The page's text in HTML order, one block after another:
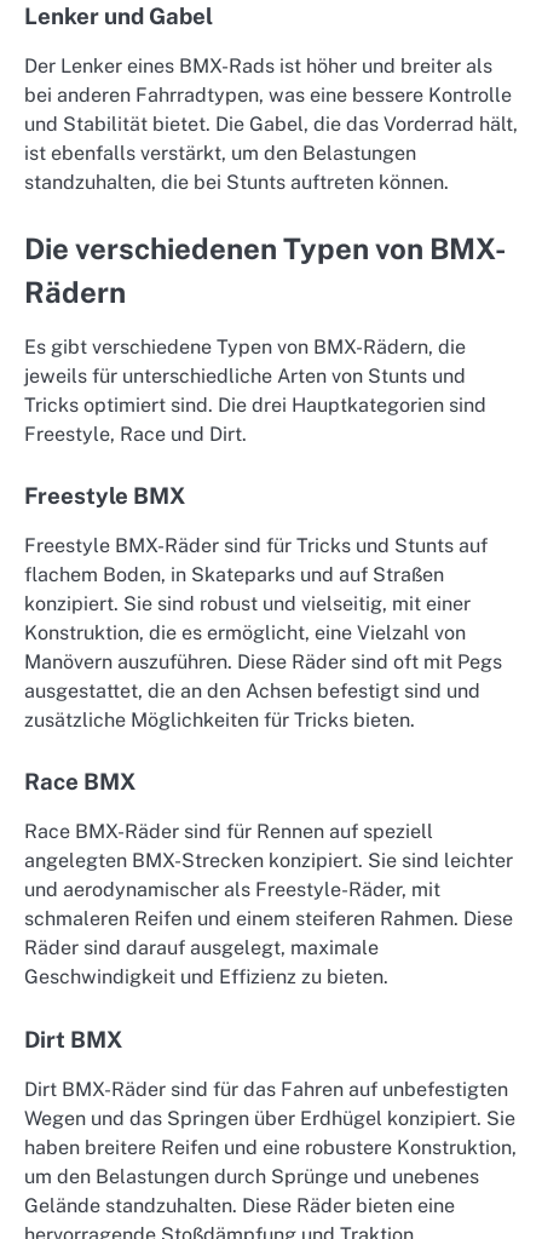
Lenker und Gabel
Der Lenker eines BMX-Rads ist höher und breiter als
bei anderen Fahrradtypen, was eine bessere Kontrolle
und Stabilität bietet. Die Gabel, die das Vorderrad hält,
ist ebenfalls verstärkt, um den Belastungen
standzuhalten, die bei Stunts auftreten können.
Die verschiedenen Typen von BMX-
Rädern
Es gibt verschiedene Typen von BMX-Rädern, die
jeweils für unterschiedliche Arten von Stunts und
Tricks optimiert sind. Die drei Hauptkategorien sind
Freestyle, Race und Dirt.
Freestyle BMX
Freestyle BMX-Räder sind für Tricks und Stunts auf
flachem Boden, in Skateparks und auf Straßen
konzipiert. Sie sind robust und vielseitig, mit einer
Konstruktion, die es ermöglicht, eine Vielzahl von
Manövern auszuführen. Diese Räder sind oft mit Pegs
ausgestattet, die an den Achsen befestigt sind und
zusätzliche Möglichkeiten für Tricks bieten.
Race BMX
Race BMX-Räder sind für Rennen auf speziell
angelegten BMX-Strecken konzipiert. Sie sind leichter
und aerodynamischer als Freestyle-Räder, mit
schmaleren Reifen und einem steiferen Rahmen. Diese
Räder sind darauf ausgelegt, maximale
Geschwindigkeit und Effizienz zu bieten.
Dirt BMX
Dirt BMX-Räder sind für das Fahren auf unbefestigten
Wegen und das Springen über Erdhügel konzipiert. Sie
haben breitere Reifen und eine robustere Konstruktion,
um den Belastungen durch Sprünge und unebenes
Gelände standzuhalten. Diese Räder bieten eine
hervorragende Stoßdämpfung und Traktion.